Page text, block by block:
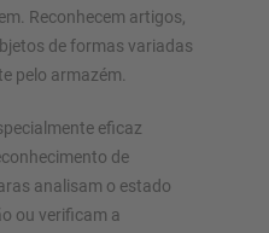
Reconhecem artigos,
de formas variadas
pelo armazém.
eficaz
de
analisam o estado
ou verificam a